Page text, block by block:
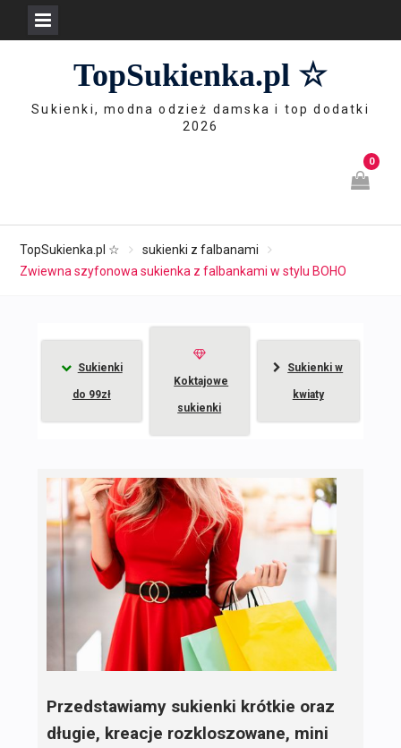
TopSukienka.pl ☆
Sukienki, modna odzież damska i top dodatki
2026
0
TopSukienka.pl ☆
sukienki z falbanami
Zwiewna szyfonowa sukienka z falbankami w stylu BOHO
Sukienki
do 99zł
Koktajowe
sukienki
Sukienki w
kwiaty
Przedstawiamy sukienki krótkie oraz
długie, kreacje rozkloszowane, mini